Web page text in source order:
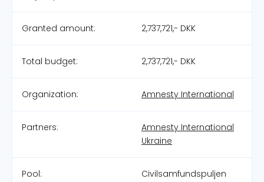
Granted amount: 2,737,721,- DKK
Total budget: 2,737,721,- DKK
Organization: Amnesty International
Partners:
Amnesty International
Ukraine
Pool: Civilsamfundspuljen